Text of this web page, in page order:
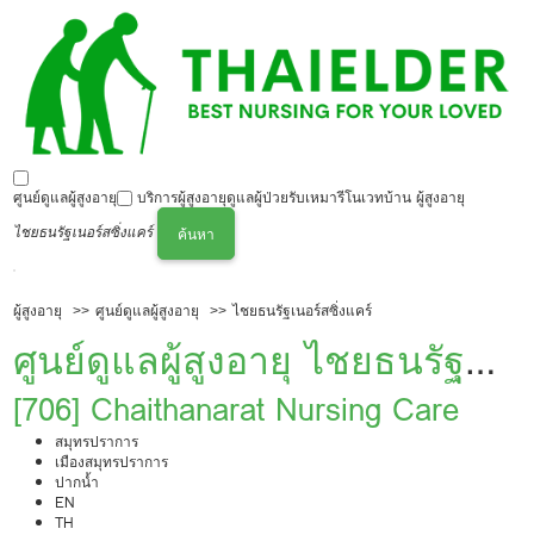
ศูนย์ดูแลผู้สูงอายุ บริการผู้สูงอายุดูแลผู้ป่วยรับเหมารีโนเวทบ้าน ผู้สูงอายุ
ไชยธนรัฐเนอร์สซิ่งแคร์
ค้นหา
ผู้สูงอายุ ศูนย์ดูแลผู้สูงอายุ ไชยธนรัฐเนอร์สซิ่งแคร์
ศูนย์ดูแลผู้สูงอายุ ไชยธนรัฐ
เนอร์สซิ่งแคร์
[706] Chaithanarat Nursing Care
สมุทรปราการ
เมืองสมุทรปราการ
ปากน้ำ
EN
TH